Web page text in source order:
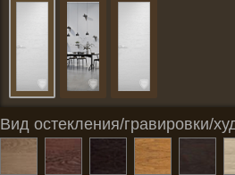
Вид остекления/гравировки/